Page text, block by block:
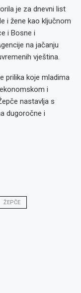
je za dnevni list
i žene kao ključnom
i Bosne i
na jačanju
vještina.
prilika koje mladima
i
nastavlja s
dugoročne i
ŽEPČE